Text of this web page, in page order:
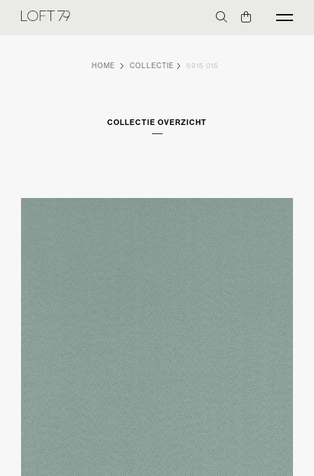
HOME COLLECTIE 6915 015
COLLECTIE OVERZICHT